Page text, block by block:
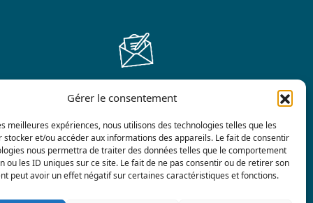
Gérer le consentement
meilleures expériences, nous utilisons des technologies telles que les
stocker et/ou accéder aux informations des appareils. Le fait de consentir
nous permettra de traiter des données telles que le comportement
ou les ID uniques sur ce site. Le fait de ne pas consentir ou de retirer son
peut avoir un effet négatif sur certaines caractéristiques et fonctions.
Contáctenos